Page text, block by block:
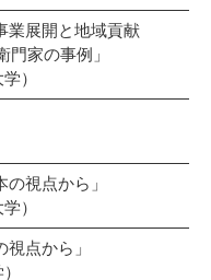
業展開と地域貢献
家の事例」
）
視点から」
）
点から」